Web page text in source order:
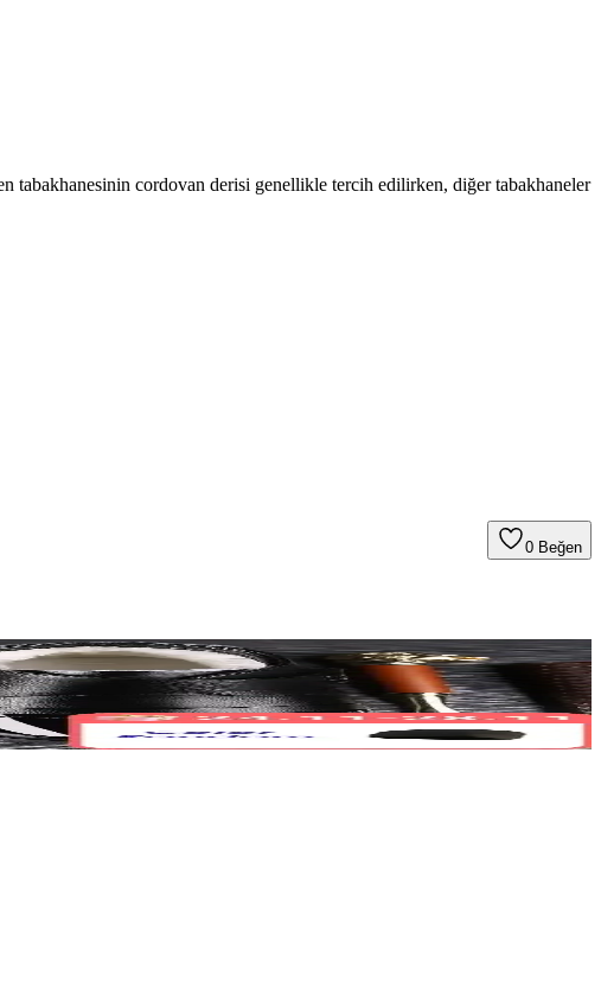
tabakhanesinin cordovan derisi genellikle tercih edilirken, diğer tabakhaneler
0 Beğen
kalitesi ve MTO seçenekleri değerlendirilerek seçim kriterleri sunuluyor.